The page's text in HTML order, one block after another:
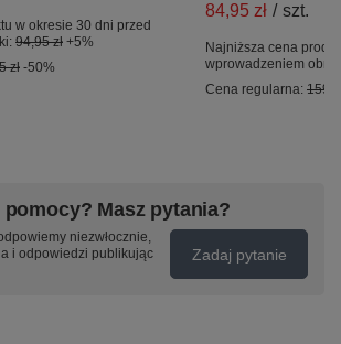
w okresie 30 dni przed
94,95 zł +5%
zł -50%
84,95 zł / szt.
Najniższa cena
wprowadzeniem
Cena regularna:
Masz pytania?
niezwłocznie,
i odpowiedzi publikując
Zadaj pytanie